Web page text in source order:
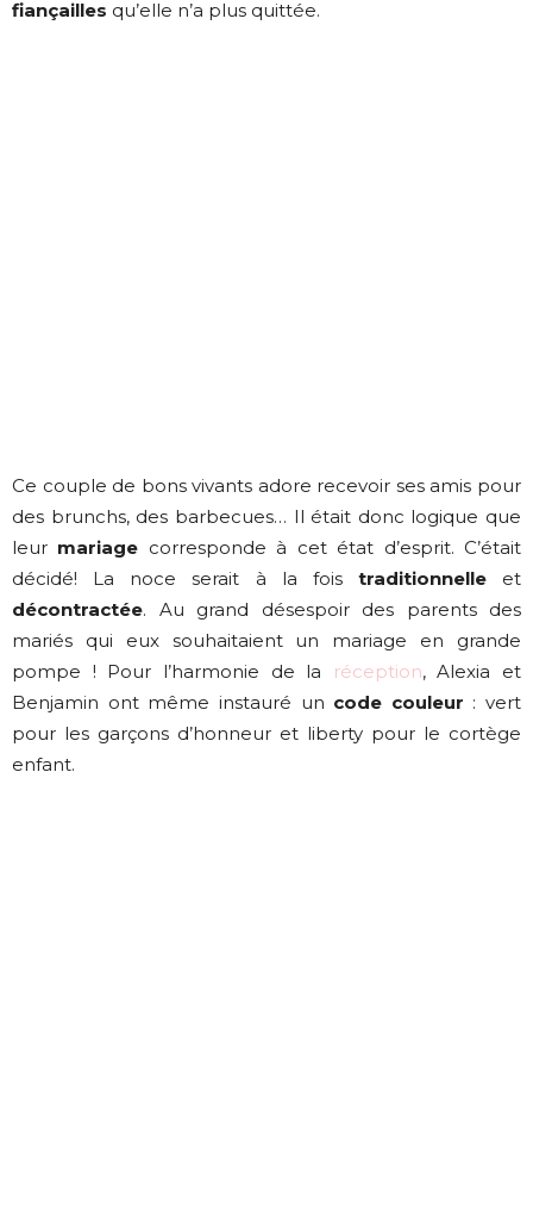
fiançailles qu’elle n’a plus quittée.
Ce couple de bons vivants adore recevoir ses amis pour
des brunchs, des barbecues… Il était donc logique que
leur mariage corresponde à cet état d’esprit. C’était
décidé! La noce serait à la fois traditionnelleet
décontractée. Au grand désespoir des parents des
mariés qui eux souhaitaient un mariage en grande
pompe ! Pour l’harmonie de la
réception, Alexia et
Benjamin ont même instauré un code couleur : vert
pour les garçons d’honneur et liberty pour le cortège
enfant.